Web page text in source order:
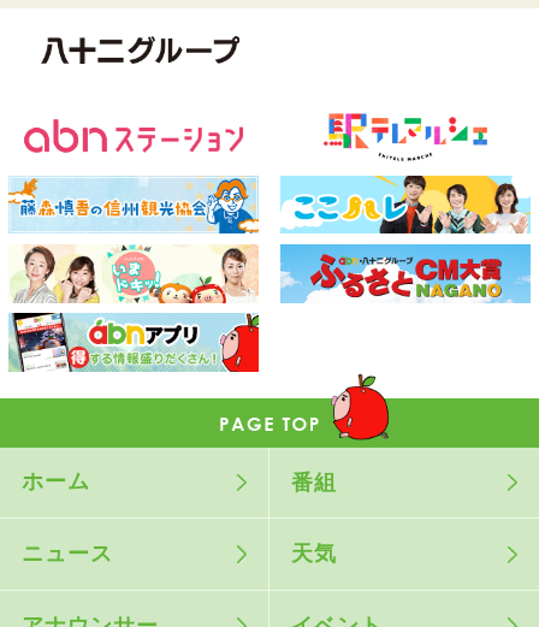
ホーム 番組
ニュース 天気